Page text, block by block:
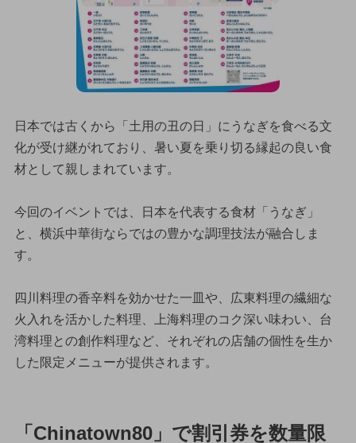
日本では古くから「土用の丑の日」にうなぎを食べる文
化が受け継がれており、暑い夏を乗り切る縁起の良い食
材として親しまれています。
今回のイベントでは、日本を代表する食材「うなぎ」
と、横浜中華街ならではの豊かな調理技法が融合しま
す。
四川料理の香辛料を効かせた一皿や、広東料理の繊細な
火入れを活かした料理、上海料理のコク深い味わい、台
湾料理との創作料理など、それぞれの店舗の個性を生か
した限定メニューが提供されます。
「Chinatown80」で割引券を数量限